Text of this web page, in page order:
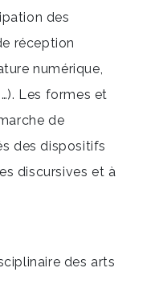
des
réception
numérique,
Les formes et
de
des dispositifs
discursives et à
des arts